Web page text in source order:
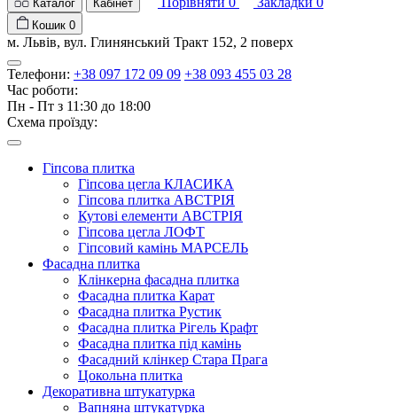
Каталог Кабінет
Кошик 0
м. Львів, вул. Глинянський Тракт 152, 2 поверх
Телефони: +38 097 172 09 09 +38 093 455 03 28
Час роботи:
Пн - Пт з 11:30 до 18:00
Схема проїзду:
Гіпсова плитка
Гіпсова цегла КЛАСИКА
Гіпсова плитка АВСТРІЯ
Кутові елементи АВСТРІЯ
Гіпсова цегла ЛОФТ
Гіпсовий камінь МАРСЕЛЬ
Фасадна плитка
Клінкерна фасадна плитка
Фасадна плитка Карат
Фасадна плитка Рустик
Фасадна плитка Рігель Крафт
Фасадна плитка під камінь
Фасадний клінкер Стара Прага
Цокольна плитка
Декоративна штукатурка
Вапняна штукатурка